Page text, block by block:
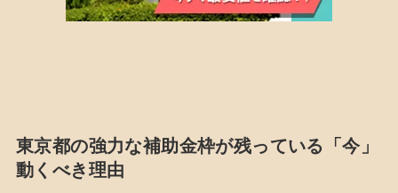
東京都の強力な補助金枠が残っている「今」
動くべき理由